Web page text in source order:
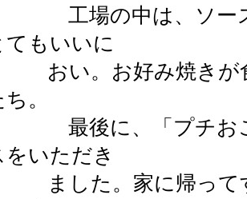
場の中は、ソース
てもいいに
い。お好み焼きが食
。
後に、「プチおこ
をいただき
した。家に帰ってす